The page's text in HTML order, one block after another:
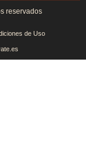
reservados
de Uso